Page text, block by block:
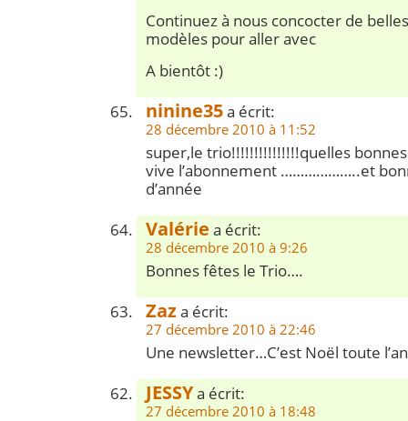
Continuez à nous concocter de
modèles pour aller avec
A bientôt :)
ninine35a écrit:
28 décembre 2010 à 11:52
super,le trio!!!!!!!!!!!!!!!quelles
vive l’abonnement ………………..et
d’année
Valérie a écrit:
28 décembre 2010 à 9:26
Bonnes fêtes le Trio….
Zaza écrit:
27 décembre 2010 à 22:46
Une newsletter…C’est Noël toute
JESSYa écrit:
27 décembre 2010 à 18:48